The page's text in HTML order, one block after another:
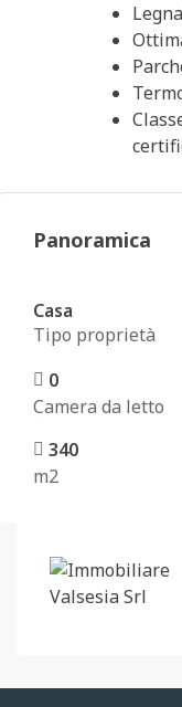
Panoramica
Casa
Tipo proprietà
0
Camera da letto
340
m2